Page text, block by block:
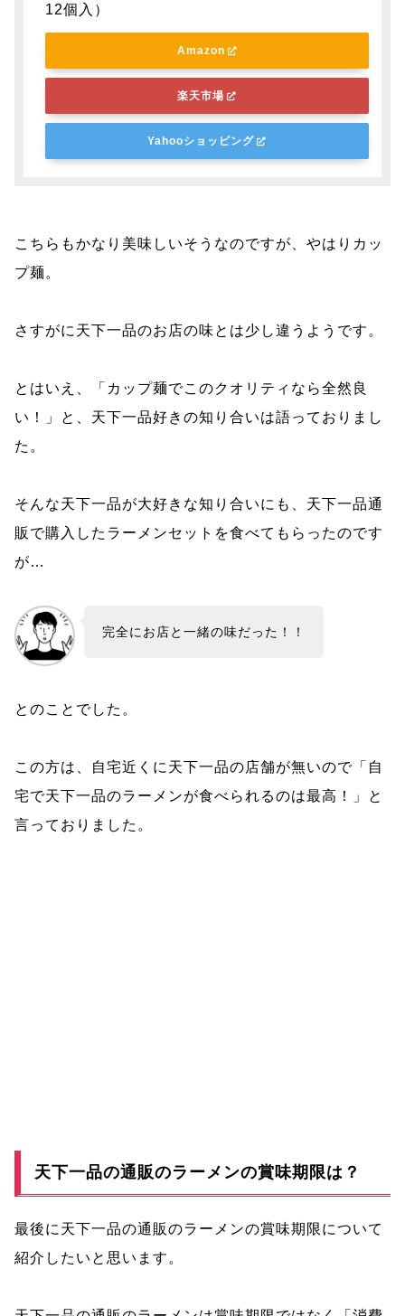
12個入）
Amazon
楽天市場
Yahooショッピング
こちらもかなり美味しいそうなのですが、やはりカッ
プ麺。
さすがに天下一品のお店の味とは少し違うようです。
とはいえ、「カップ麺でこのクオリティなら全然良
い！」と、天下一品好きの知り合いは語っておりまし
た。
そんな天下一品が大好きな知り合いにも、天下一品通
販で購入したラーメンセットを食べてもらったのです
が…
完全にお店と一緒の味だった！！
とのことでした。
この方は、自宅近くに天下一品の店舗が無いので「自
宅で天下一品のラーメンが食べられるのは最高！」と
言っておりました。
天下一品の通販のラーメンの賞味期限は？
最後に天下一品の通販のラーメンの賞味期限について
紹介したいと思います。